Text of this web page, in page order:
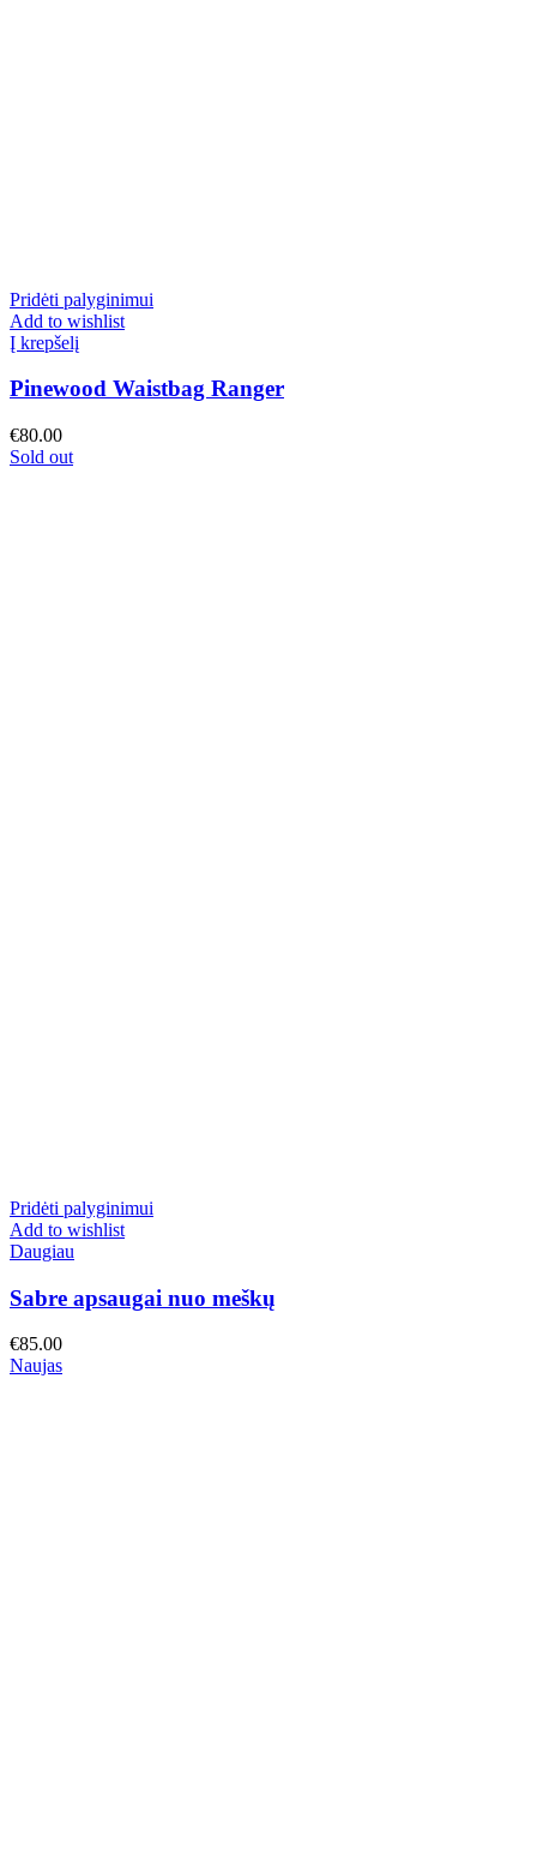
Pridėti palyginimui
Add to wishlist
Į krepšelį
Pinewood Waistbag Ranger
€80.00
Sold out
Pridėti palyginimui
Add to wishlist
Daugiau
Sabre apsaugai nuo meškų
€85.00
Naujas